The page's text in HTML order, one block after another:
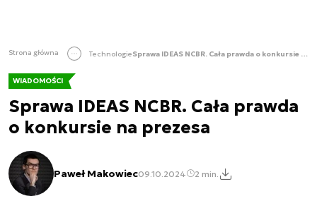
Strona główna Technologie Sprawa IDEAS NCBR. Cała prawda o konkursie na prezesa
WIADOMOŚCI
Sprawa IDEAS NCBR. Cała prawda
o konkursie na prezesa
Paweł Makowiec09.10.2024 2 min.